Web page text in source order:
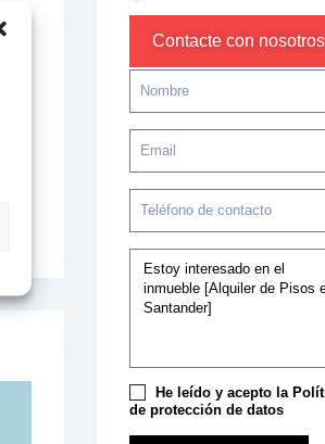
Contacte con nosotros
He leído y acepto la
de protección de datos